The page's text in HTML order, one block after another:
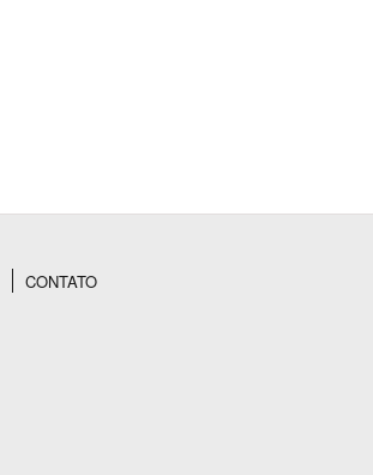
CONTATO